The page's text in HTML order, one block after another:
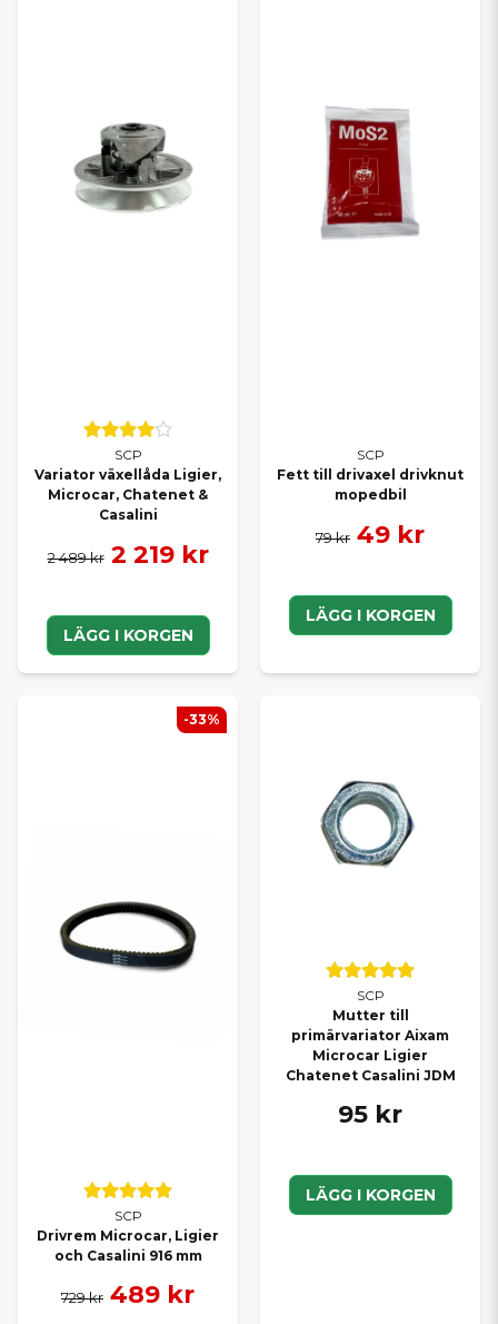
TRYGGT VAL FÖR DIN
MOPEDBIL
SCP
Variator växellåda Ligier,
Microcar, Chatenet &
Casalini
2 489 kr 2 219 kr
LÄGG I KORGEN
SCP
Fett till drivaxel drivknut
mopedbil
79 kr 49 kr
LÄGG I KORGEN
SCP
Drivrem Microcar, Ligier
och Casalini 916 mm
729 kr 489 kr
-33%
SCP
Mutter till
primärvariator Aixam
Microcar Ligier
Chatenet Casalini JDM
95 kr
LÄGG I KORGEN